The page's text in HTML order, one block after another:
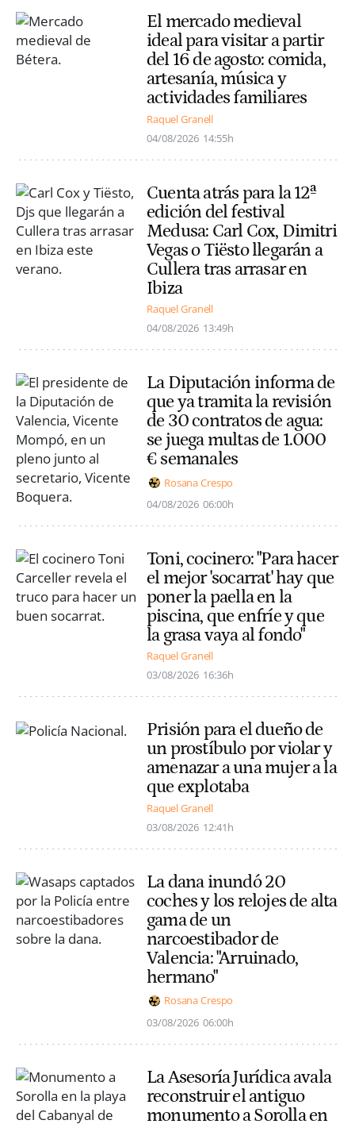
El mercado medieval
ideal para visitar a partir
del 16 de agosto: comida,
artesanía, música y
actividades familiares
Raquel Granell
04/08/2026 14:55h
Cuenta atrás para la 12ª
edición del festival
Medusa: Carl Cox, Dimitri
Vegas o Tiësto llegarán a
Cullera tras arrasar en
Ibiza
Raquel Granell
04/08/2026 13:49h
La Diputación informa de
que ya tramita la revisión
de 30 contratos de agua:
se juega multas de 1.000
€ semanales
Rosana Crespo
04/08/2026 06:00h
Toni, cocinero: "Para hacer
el mejor 'socarrat' hay que
poner la paella en la
piscina, que enfríe y que
la grasa vaya al fondo"
Raquel Granell
03/08/2026 16:36h
Prisión para el dueño de
un prostíbulo por violar y
amenazar a una mujer a la
que explotaba
Raquel Granell
03/08/2026 12:41h
La dana inundó 20
coches y los relojes de alta
gama de un
narcoestibador de
Valencia: "Arruinado,
hermano"
Rosana Crespo
03/08/2026 06:00h
La Asesoría Jurídica avala
reconstruir el antiguo
monumento a Sorolla en